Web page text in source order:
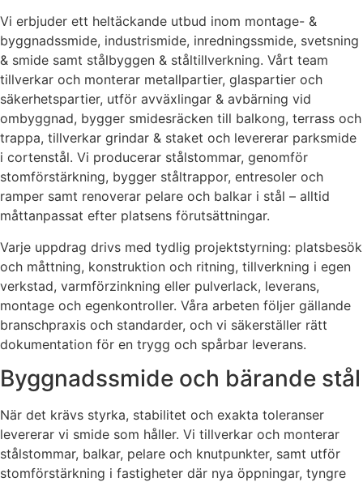
Vi erbjuder ett heltäckande utbud inom montage- &
byggnadssmide, industrismide, inredningssmide, svetsning
& smide samt stålbyggen & ståltillverkning. Vårt team
tillverkar och monterar metallpartier, glaspartier och
säkerhetspartier, utför avväxlingar & avbärning vid
ombyggnad, bygger smidesräcken till balkong, terrass och
trappa, tillverkar grindar & staket och levererar parksmide
i cortenstål. Vi producerar stålstommar, genomför
stomförstärkning, bygger ståltrappor, entresoler och
ramper samt renoverar pelare och balkar i stål – alltid
måttanpassat efter platsens förutsättningar.
Varje uppdrag drivs med tydlig projektstyrning: platsbesök
och måttning, konstruktion och ritning, tillverkning i egen
verkstad, varmförzinkning eller pulverlack, leverans,
montage och egenkontroller. Våra arbeten följer gällande
branschpraxis och standarder, och vi säkerställer rätt
dokumentation för en trygg och spårbar leverans.
Byggnadssmide och bärande stål
När det krävs styrka, stabilitet och exakta toleranser
levererar vi smide som håller. Vi tillverkar och monterar
stålstommar, balkar, pelare och knutpunkter, samt utför
stomförstärkning i fastigheter där nya öppningar, tyngre